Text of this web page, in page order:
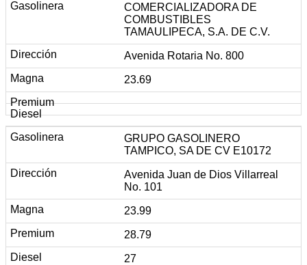
COMERCIALIZADORA DE
COMBUSTIBLES
TAMAULIPECA, S.A. DE C.V.
Avenida Rotaria No. 800
23.69
GRUPO GASOLINERO
TAMPICO, SA DE CV E10172
Avenida Juan de Dios Villarreal
No. 101
23.99
28.79
27